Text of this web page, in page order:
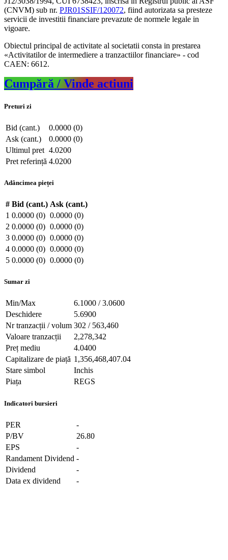
(CNVM) sub nr. PJR01SSIF/120072, fiind autorizata sa presteze
servicii de investitii financiare prevazute de normele legale in
vigoare.
Obiectul principal de activitate al societatii consta in prestarea
«Activitatilor de intermediere a tranzactiilor financiare» - cod
CAEN: 6612.
Cumpără / Vinde actiuni
Preturi zi
Bid (cant.)
0.0000 (0)
Ask (cant.)
0.0000 (0)
Ultimul pret 4.0200
Pret referință 4.0200
Adâncimea pieței
# Bid (cant.) Ask (cant.)
1 0.0000 (0) 0.0000 (0)
2 0.0000 (0) 0.0000 (0)
3 0.0000 (0) 0.0000 (0)
4 0.0000 (0) 0.0000 (0)
5 0.0000 (0) 0.0000 (0)
Sumar zi
Min/Max
6.1000 / 3.0600
Deschidere
5.6900
Nr tranzacții / volum 302 / 563,460
Valoare tranzacții
2,278,342
Preț mediu
4.0400
Capitalizare de piață 1,356,468,407.04
Stare simbol
Inchis
Piața
REGS
Indicatori bursieri
PER
-
P/BV
26.80
EPS
-
Randament Dividend -
Dividend
-
Data ex dividend
-